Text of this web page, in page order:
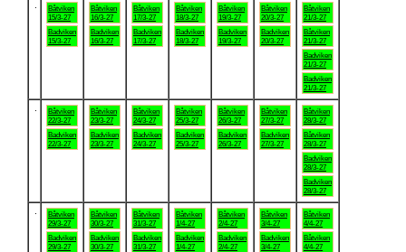
Båtviken
15/3-27
Badviken
15/3-27
Båtviken
16/3-27
Badviken
16/3-27
Båtviken
17/3-27
Badviken
17/3-27
Båtviken
18/3-27
Badviken
18/3-27
Båtviken
19/3-27
Badviken
19/3-27
Båtviken
20/3-27
Badviken
20/3-27
Båtviken
21/3-27
Båtviken
21/3-27
Badviken
21/3-27
Badviken
21/3-27
Båtviken
22/3-27
Badviken
22/3-27
Båtviken
23/3-27
Badviken
23/3-27
Båtviken
24/3-27
Badviken
24/3-27
Båtviken
25/3-27
Badviken
25/3-27
Båtviken
26/3-27
Badviken
26/3-27
Båtviken
27/3-27
Badviken
27/3-27
Båtviken
28/3-27
Båtviken
28/3-27
Badviken
28/3-27
Badviken
28/3-27
Båtviken
29/3-27
Badviken
29/3-27
Båtviken
30/3-27
Badviken
30/3-27
Båtviken
31/3-27
Badviken
31/3-27
Båtviken
1/4-27
Badviken
1/4-27
Båtviken
2/4-27
Badviken
2/4-27
Båtviken
3/4-27
Badviken
3/4-27
Båtviken
4/4-27
Båtviken
4/4-27